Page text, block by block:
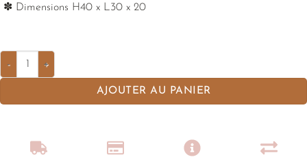
✽ Dimensions H40 x L30 x 20
AJOUTER AU PANIER